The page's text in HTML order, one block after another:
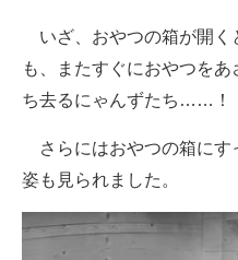
いざ、おやつの箱が開く
も、またすぐにおやつを
ち去るにゃんずたち……！
さらにはおやつの箱にす
姿も見られました。